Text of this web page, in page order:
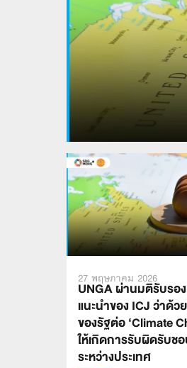
27 พฤษภาคม 2026
UNGA ผ่านมติรับรอง
แนะนำของ ICJ ว่าด้ว
ของรัฐต่อ ‘Climate
ให้เกิดการรับผิดรับช
ระหว่างประเทศ